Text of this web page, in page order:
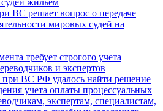
жильем
ВС решает вопрос о передаче
мировых судей на
требует строгого учета
и экспертов
при ВС РФ удалось найти решение
учета оплаты процессуальных
экспертам, специалистам,